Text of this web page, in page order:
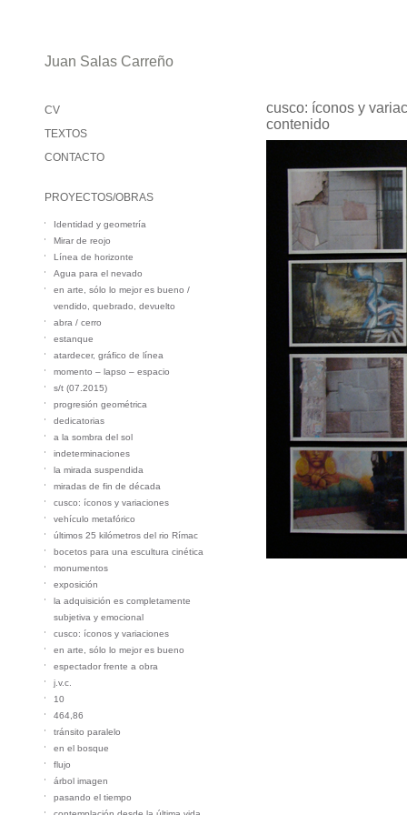
Juan Salas Carreño
CV
TEXTOS
CONTACTO
PROYECTOS/OBRAS
Identidad y geometría
Mirar de reojo
Línea de horizonte
Agua para el nevado
en arte, sólo lo mejor es bueno /
vendido, quebrado, devuelto
abra / cerro
estanque
atardecer, gráfico de línea
momento – lapso – espacio
s/t (07.2015)
progresión geométrica
dedicatorias
a la sombra del sol
indeterminaciones
la mirada suspendida
miradas de fin de década
cusco: íconos y variaciones
vehículo metafórico
últimos 25 kilómetros del rio Rímac
bocetos para una escultura cinética
monumentos
exposición
la adquisición es completamente
subjetiva y emocional
cusco: íconos y variaciones
en arte, sólo lo mejor es bueno
espectador frente a obra
j.v.c.
10
464,86
tránsito paralelo
en el bosque
flujo
árbol imagen
pasando el tiempo
cusco: íconos y
contenido